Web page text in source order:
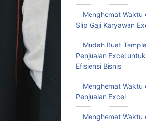
Menghemat Waktu
Slip Gaji Karyawan
Mudah Buat
Penjualan Excel
Efisiensi Bisnis
Menghemat Waktu
Penjualan Excel
Menghemat Waktu